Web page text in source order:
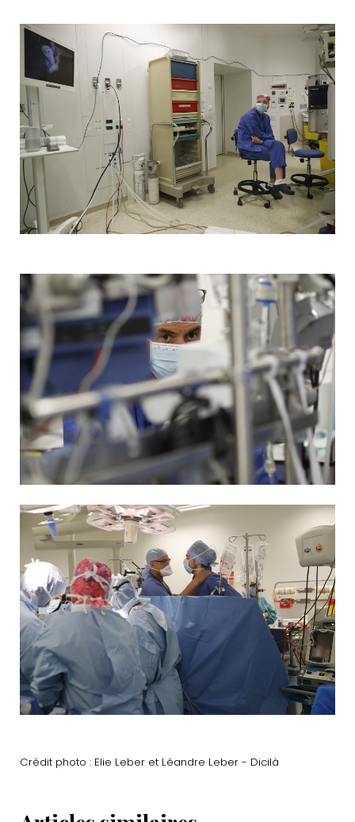
Crédit photo : Elie Leber et Léandre Leber - Dicilà